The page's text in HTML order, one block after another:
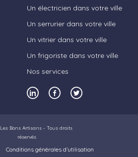
Un électricien dans votre ville
Un serrurier dans votre ville
Un vitrier dans votre ville
Un frigoriste dans votre ville
Nos services
Les Bons Artisans - Tous droits
réservés
Conditions générales d’utilisation